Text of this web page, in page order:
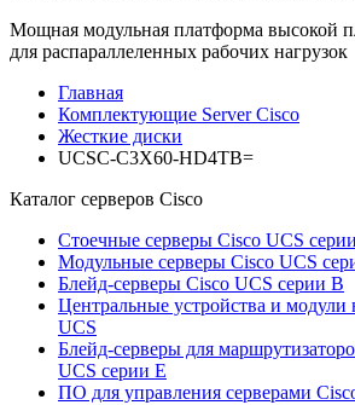
Мощная модульная платформа высокой
для распараллеленных рабочих нагрузок
Главная
Комплектующие Server Cisco
Жесткие диски
UCSC-C3X60-HD4TB=
Каталог серверов Cisco
Стоечные серверы Cisco UCS
Модульные серверы Cisco UCS
Блейд-серверы Cisco UCS серии B
Центральные устройства и модули
UCS
Блейд-серверы для
UCS серии E
ПО для управления серверами